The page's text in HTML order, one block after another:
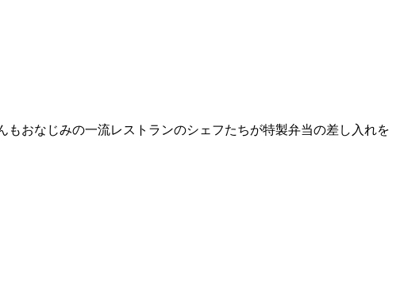
おなじみの一流レストランのシェフたちが特製弁当の差し入れを